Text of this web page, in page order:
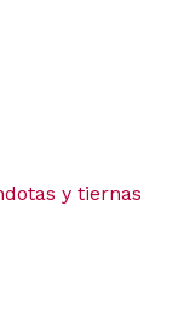
y tiernas